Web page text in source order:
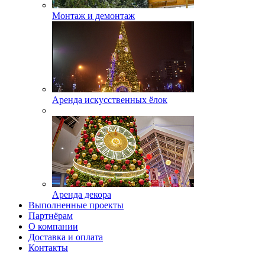
Монтаж и демонтаж
Аренда искусственных ёлок
Аренда декора
Выполненные проекты
Партнёрам
О компании
Доставка и оплата
Контакты